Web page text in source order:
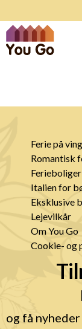
Ferie på
Romantisk
Italien for
Eksklusive
Lejevilkår
Om You Go
Cookie- og
og få